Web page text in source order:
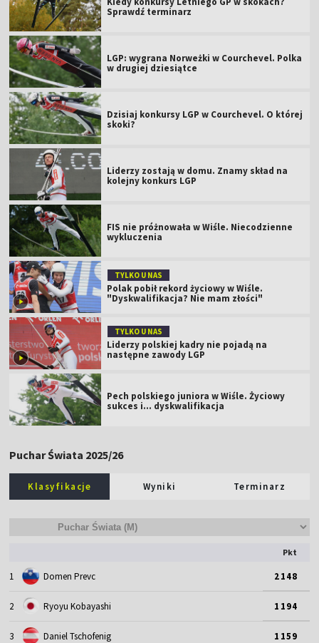
Sprawdź terminarz
LGP: wygrana Norweżki w Courchevel. Polka
w drugiej dziesiątce
Dzisiaj konkursy LGP w Courchevel. O której
skoki?
Liderzy zostają w domu. Znamy skład na
kolejny konkurs LGP
FIS nie próżnowała w Wiśle. Niecodzienne
wykluczenia
TYLKO U NAS
Polak pobił rekord życiowy w Wiśle.
"Dyskwalifikacja? Nie mam złości"
TYLKO U NAS
Liderzy polskiej kadry nie pojadą na
następne zawody LGP
Pech polskiego juniora w Wiśle. Życiowy
sukces i... dyskwalifikacja
Puchar Świata 2025/26
Klasyfikacje Wyniki Terminarz
Pkt
1 Domen Prevc 2148
2 Ryoyu Kobayashi 1194
3 Daniel Tschofenig 1159